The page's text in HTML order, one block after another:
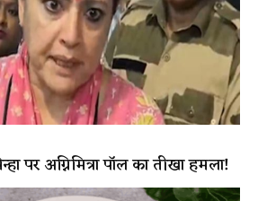
पर अग्निमित्रा पॉल का तीखा हमला!